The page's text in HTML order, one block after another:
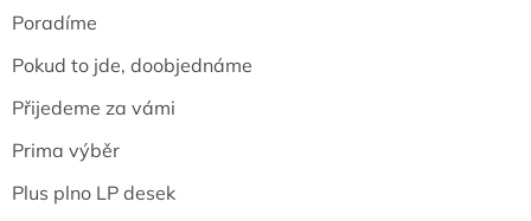
Poradíme
Pokud to jde, doobjednáme
Přijedeme za vámi
Prima výběr
Plus plno LP desek